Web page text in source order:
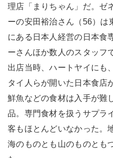
理店「まりちゃん」だ。ゼ
ーの安田裕治さん（56）は
にある日本人経営の日本食
ーさんほか数人のスタッフ
出店当時、ハートヤイにも
タイ人らが開いた日本食店
鮮魚などの食材は入手が難
品。専門食材を扱うサプラ
客もほとんどいなかった。
海のものとも山のものとも